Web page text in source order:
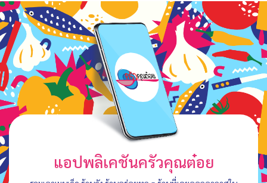
แอปพลิเคชันครัวคุณต๋อย